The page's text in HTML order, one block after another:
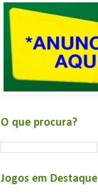
O que procura?
Jogos em Destaque